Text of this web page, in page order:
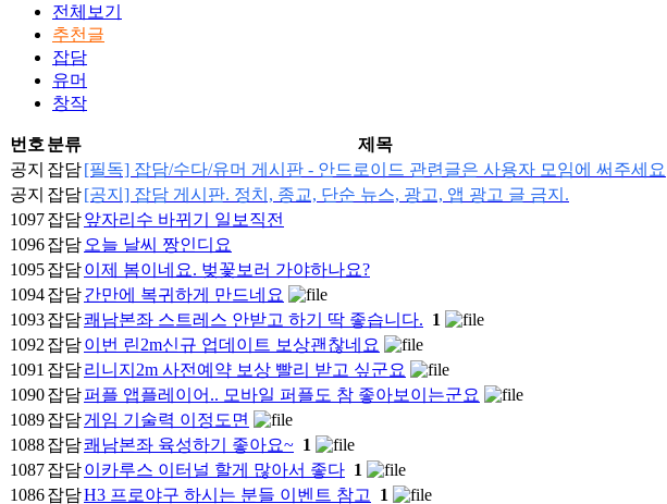
전체보기
추천글
잡담
유머
창작
번호 분류 제목
공지 잡담[필독] 잡담/수다/유머 게시판 - 안드로이드 관련글은 사용자 모임에 써주세요
공지 잡담[공지] 잡담 게시판. 정치, 종교, 단순 뉴스, 광고, 앱 광고 글 금지.
1097잡담앞자리수 바뀌기 일보직전
1096잡담 오늘 날씨 짱인디요
1095잡담이제 봄이네요. 벚꽃보러 가야하나요?
1094잡담간만에 복귀하게 만드네요
1093잡담쾌남본좌 스트레스 안받고 하기 딱 좋습니다. 1
1092 잡담이번 린2m신규 업데이트 보상괜찮네요
1091 잡담리니지2m 사전예약 보상 빨리 받고 싶군요
1090잡담퍼플 앱플레이어.. 모바일 퍼플도 참 좋아보이는군요
1089잡담게임 기술력 이정도면
1088잡담쾌남본좌 육성하기 좋아요~ 1
1087잡담이카루스 이터널 할게 많아서 좋다 1
1086잡담H3 프로야구 하시는 분들 이벤트 참고 1